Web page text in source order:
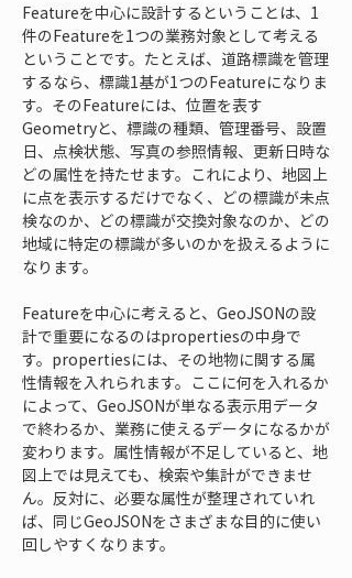
Featureを中心に設計するということは、1
件のFeatureを1つの業務対象として考える
ということです。たとえば、道路標識を管理
するなら、標識1基が1つのFeatureになりま
す。そのFeatureには、位置を表す
Geometryと、標識の種類、管理番号、設置
日、点検状態、写真の参照情報、更新日時な
どの属性を持たせます。これにより、地図上
に点を表示するだけでなく、どの標識が未点
検なのか、どの標識が交換対象なのか、どの
地域に特定の標識が多いのかを扱えるように
なります。
Featureを中心に考えると、GeoJSONの設
計で重要になるのはpropertiesの中身で
す。propertiesには、その地物に関する属
性情報を入れられます。ここに何を入れるか
によって、GeoJSONが単なる表示用データ
で終わるか、業務に使えるデータになるかが
変わります。属性情報が不足していると、地
図上では見えても、検索や集計ができませ
ん。反対に、必要な属性が整理されていれ
ば、同じGeoJSONをさまざまな目的に使い
回しやすくなります。